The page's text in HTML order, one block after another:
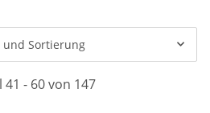
und Sortierung
41 - 60 von 147